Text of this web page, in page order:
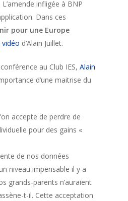
infligée à BNP
Dans ces
pour une Europe
vidéo d’Alain Juillet.
au Club IES, Alain
d’une maitrise du
accepte de perdre de
pour des gains «
de nos données
niveau impensable il y a
grands-parents n’auraient
t-il. Cette acceptation